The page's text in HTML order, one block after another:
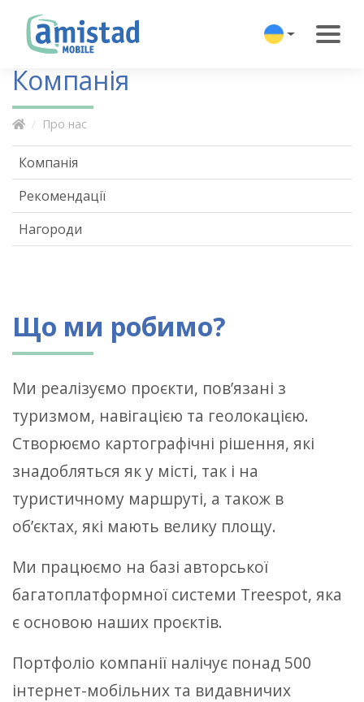
Компанія
Про нас
Що ми робимо?
Ми реалізуємо проєкти, пов’язані з
туризмом, навігацією та геолокацією.
Створюємо картографічні рішення, які
знадобляться як у місті, так і на
туристичному маршруті, а також в
об’єктах, які мають велику площу.
Ми працюємо на базі авторської
багатоплатформної системи Treespot, яка
є основою наших проєктів.
Портфоліо компанії налічує понад 500
інтернет-мобільних та видавничих
Компанія
Рекомендації
Нагороди